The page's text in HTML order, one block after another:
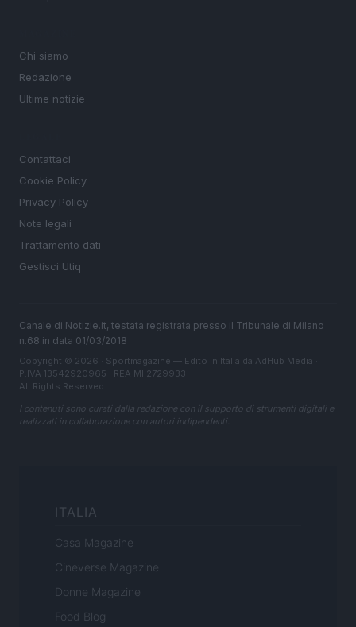
Chi siamo
Redazione
Ultime notizie
Contattaci
Cookie Policy
Privacy Policy
Note legali
Trattamento dati
Gestisci Utiq
Canale di Notizie.it, testata registrata presso il Tribunale di Milano
n.68 in data 01/03/2018
Copyright © 2026 · Sportmagazine — Edito in Italia da AdHub Media
P.IVA 13542920965 · REA MI 2729933
All Rights Reserved
I contenuti sono curati dalla redazione con il supporto di strumenti digitali e
realizzati in collaborazione con autori indipendenti.
ITALIA
Casa Magazine
Cineverse Magazine
Donne Magazine
Food Blog